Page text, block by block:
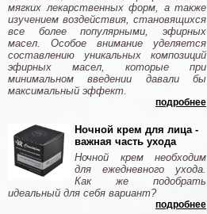
мягких лекарственных форм, а также
изучением воздействия, становящихся
все более популярными, эфирных
масел. Особое внимание уделяется
составлению уникальных композиций
эфирных масел, которые при
минимальном введении давали бы
максимальный эффект.
подробнее
Ночной крем для лица -
важная часть ухода
Ночной крем необходим
для ежедневного ухода.
Как же подобрать
идеальный для себя вариант?
подробнее